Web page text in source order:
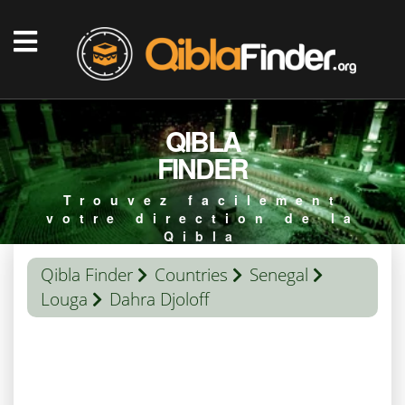
QIBLA
FINDER
Trouvez facilement
votre direction de la
Qibla
Qibla Finder Countries
Senegal
Louga
Dahra Djoloff